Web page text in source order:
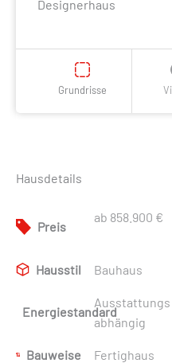
Designerhaus
Grundrisse
Hausdetails
Preis
ab 858.900 €
Hausstil Bauhaus
Energiestandard
Ausstattungs
abhängig
Bauweise Fertighaus